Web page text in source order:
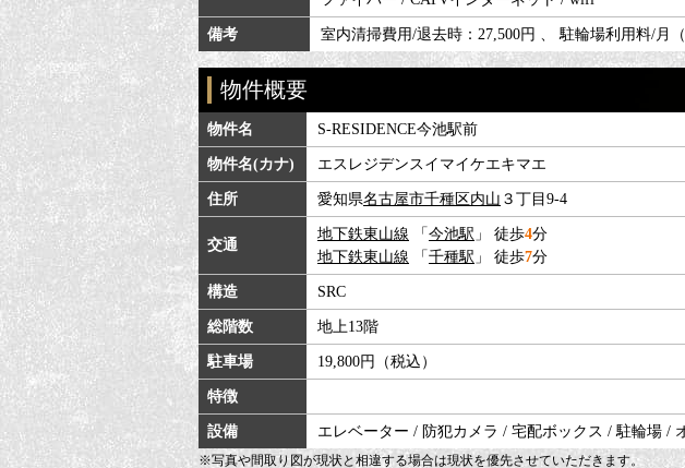
備考 室内清掃費用/退去時：27,500円 、 駐輪場利用料/月
物件概要
物件名 S-RESIDENCE今池駅前
物件名(カナ) エスレジデンスイマイケエキマエ
住所 愛知県名古屋市千種区内山 ３丁目9-4
交通
地下鉄東山線 「今池駅 」 徒歩4分
地下鉄東山線 「千種駅 」 徒歩7分
構造 SRC
総階数 地上13階
駐車場 19,800円（税込）
特徴
設備 エレベーター / 防犯カメラ / 宅配ボックス / 駐輪場 /
※写真や間取り図が現状と相違する場合は現状を優先させていただきます。